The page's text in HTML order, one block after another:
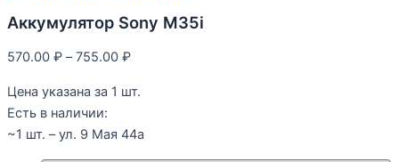
Аккумулятор Sony M35i
570.00 ₽ –755.00 ₽
Цена указана за 1 шт.
Есть в наличии:
~1 шт. – ул. 9 Мая 44а